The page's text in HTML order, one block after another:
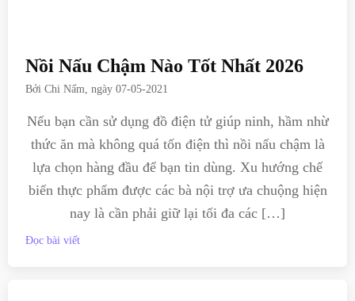
Nồi Nấu Chậm Nào Tốt Nhất 2026
BởiChi Nấm, ngày07-05-2021
Nếu bạn cần sử dụng đồ điện tử giúp ninh, hầm nhừ
thức ăn mà không quá tốn điện thì nồi nấu chậm là
lựa chọn hàng đầu để bạn tin dùng. Xu hướng chế
biến thực phẩm được các bà nội trợ ưa chuộng hiện
nay là cần phải giữ lại tối đa các […]
Đọc bài viết